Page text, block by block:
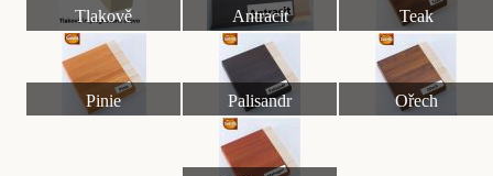
Tlakově
impregnované dřevo
Antracit Teak
Pinie Palisandr Ořech